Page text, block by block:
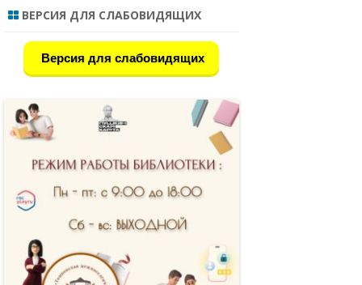
ОБРАЗОВАНИЯ
– ЛИДЕР,
ВЕРСИЯ ДЛЯ СЛАБОВИДЯЩИХ
Версия для слабовидящих